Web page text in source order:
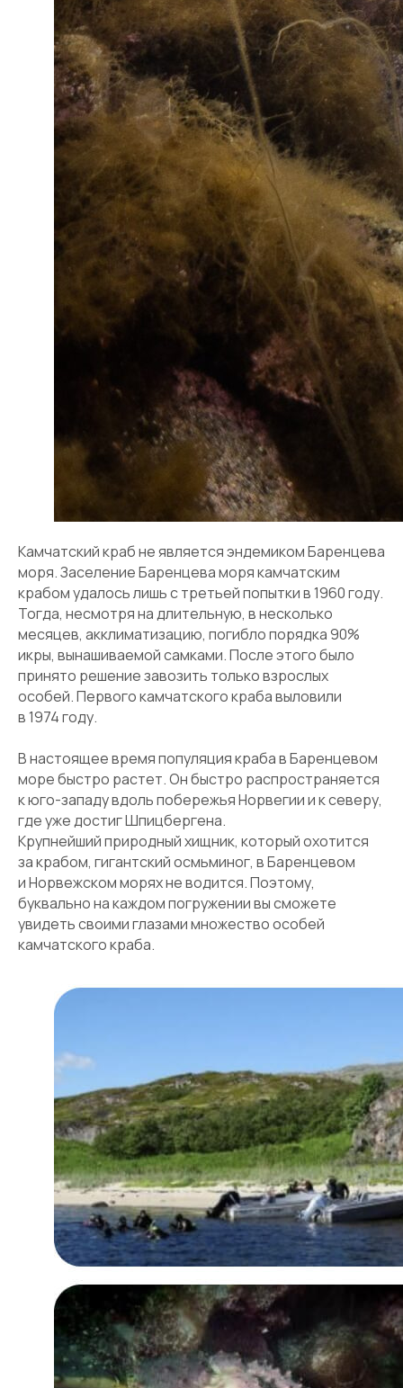
Камчатский краб не является эндемиком Баренцева
моря. Заселение Баренцева моря камчатским
крабом удалось лишь с третьей попытки в 1960 году.
Тогда, несмотря на длительную, в несколько
месяцев, акклиматизацию, погибло порядка 90%
икры, вынашиваемой самками. После этого было
принято решение завозить только взрослых
особей. Первого камчатского краба выловили
в 1974 году.
В настоящее время популяция краба в Баренцевом
море быстро растет. Он быстро распространяется
к юго-западу вдоль побережья Норвегии и к северу,
где уже достиг Шпицбергена.
Крупнейший природный хищник, который охотится
за крабом, гигантский осмьминог, в Баренцевом
и Норвежском морях не водится. Поэтому,
буквально на каждом погружении вы сможете
увидеть своими глазами множество особей
камчатского краба.